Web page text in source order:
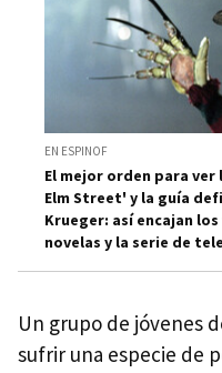
EN ESPINOF
El mejor orden para
Elm Street' y la guía
Krueger: así encajan
novelas y la serie de
Un grupo de jóvenes
sufrir una especie de